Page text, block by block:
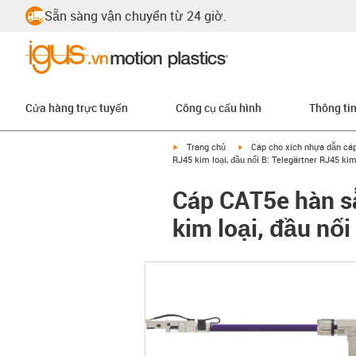
Sẵn sàng vận chuyển từ 24 giờ.
Cửa hàng trực tuyến Công cụ cấu hình Thông
igus-icon-arrow-right
Trang chủ igus-icon-arrow-right
Cáp cho xích nhựa dẫn
RJ45 kim loại, đầu nối B: Telegärtner RJ45
Cáp CAT5e hàn
kim loại, đầu